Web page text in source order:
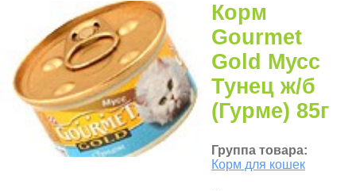
Корм
Gourmet
Gold Мусс
Тунец ж/б
(Гурме) 85г
Группа товара:
Корм для кошек